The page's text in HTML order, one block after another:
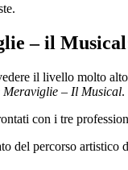
– il
il livello molto
Meraviglie – Il Musical.
con i tre
del percorso